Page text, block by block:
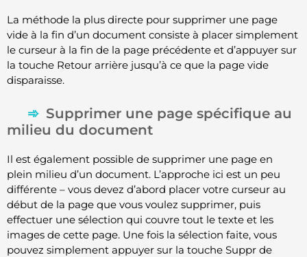
La méthode la plus directe pour supprimer une page
vide à la fin d’un document consiste à placer simplement
le curseur à la fin de la page précédente et d’appuyer sur
la touche Retour arrière jusqu’à ce que la page vide
disparaisse.
Supprimer une page spécifique au
milieu du document
Il est également possible de supprimer une page en
plein milieu d’un document. L’approche ici est un peu
différente – vous devez d’abord placer votre curseur au
début de la page que vous voulez supprimer, puis
effectuer une sélection qui couvre tout le texte et les
images de cette page. Une fois la sélection faite, vous
pouvez simplement appuyer sur la touche Suppr de